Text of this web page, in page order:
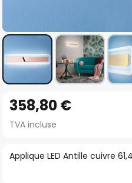
to
the
ofApplique LED Antille cuivre
358,80 €
TVA incluse